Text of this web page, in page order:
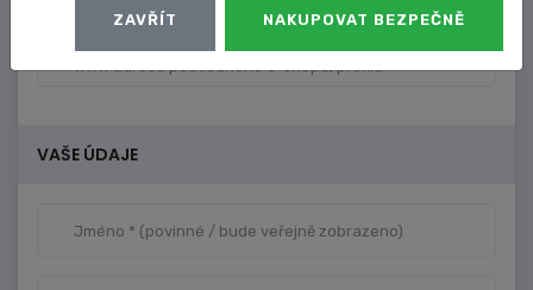
VAŠE ÚDAJE
ZAVŘÍT NAKUPOVAT BEZPEČNĚ